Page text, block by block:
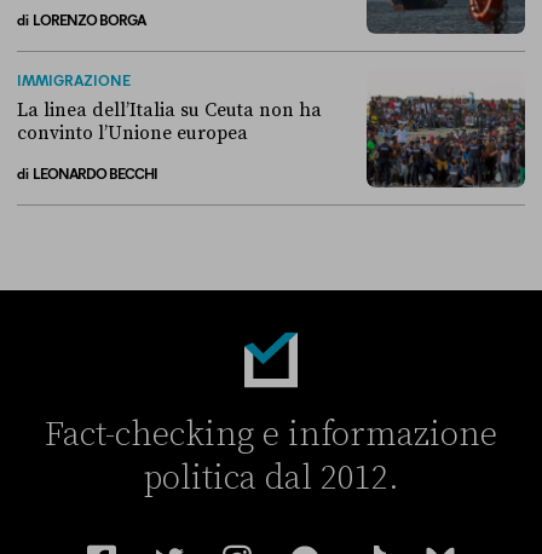
di LORENZO BORGA
IMMIGRAZIONE
La linea dell’Italia su Ceuta non ha
convinto l’Unione europea
di LEONARDO BECCHI
Fact-checking e informazione
politica dal 2012.